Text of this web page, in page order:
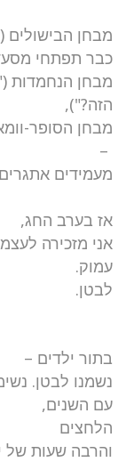
מבחן
כבר תפתחי
מבחן הנחמדות
הזה?"),
מבחן הסופר-
–
מעמידים
אז בערב החג,
אני מזכירה
עמוק.
לבטן.
בתור ילדים –
נשמנו לבטן.
עם השנים,
הלחצים
והרבה שעות של